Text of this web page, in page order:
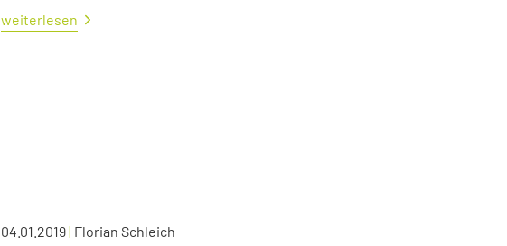
weiterlesen
04.01.2019| Florian Schleich